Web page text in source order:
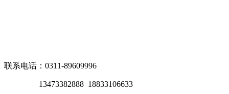
联系电话：0311-89609996
13473382888 18833106633